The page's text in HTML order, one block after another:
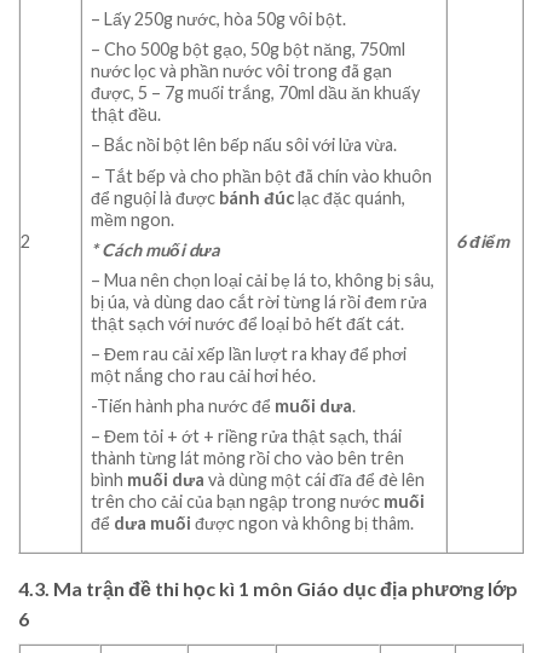
2
– Lấy 250g nước, hòa 50g vôi bột.
– Cho 500g bột gạo, 50g bột năng, 750ml
nước lọc và phần nước vôi trong đã gạn
được, 5 – 7g muối trắng, 70ml dầu ăn khuấy
thật đều.
– Bắc nồi bột lên bếp nấu sôi với lửa vừa.
– Tắt bếp và cho phần bột đã chín vào khuôn
để nguội là được bánh đúclạc đặc quánh,
mềm ngon.
* Cách muối dưa
– Mua nên chọn loại cải bẹ lá to, không bị sâu,
bị úa, và dùng dao cắt rời từng lá rồi đem rửa
thật sạch với nước để loại bỏ hết đất cát.
– Đem rau cải xếp lần lượt ra khay để phơi
một nắng cho rau cải hơi héo.
-Tiến hành pha nước để muối dưa.
– Đem tỏi + ớt + riềng rửa thật sạch, thái
thành từng lát mỏng rồi cho vào bên trên
bình muối dưa và dùng một cái đĩa để đè lên
trên cho cải của bạn ngập trong nước muối
để dưa muối được ngon và không bị thâm.
6 điểm
4.3. Ma trận đề thi học kì 1 môn Giáo dục địa phương lớp
6